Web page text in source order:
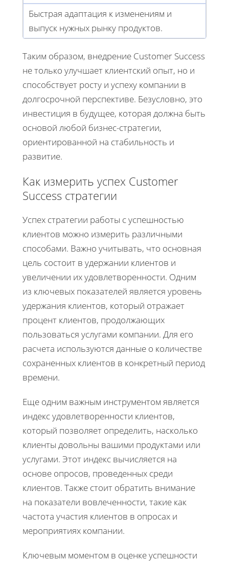
Быстрая адаптация к изменениям и
выпуск нужных рынку продуктов.
Таким образом, внедрение Customer Success
не только улучшает клиентский опыт, но и
способствует росту и успеху компании в
долгосрочной перспективе. Безусловно, это
инвестиция в будущее, которая должна быть
основой любой бизнес-стратегии,
ориентированной на стабильность и
развитие.
Как измерить успех Customer
Success стратегии
Успех стратегии работы с успешностью
клиентов можно измерить различными
способами. Важно учитывать, что основная
цель состоит в удержании клиентов и
увеличении их удовлетворенности. Одним
из ключевых показателей является уровень
удержания клиентов, который отражает
процент клиентов, продолжающих
пользоваться услугами компании. Для его
расчета используются данные о количестве
сохраненных клиентов в конкретный период
времени.
Еще одним важным инструментом является
индекс удовлетворенности клиентов,
который позволяет определить, насколько
клиенты довольны вашими продуктами или
услугами. Этот индекс вычисляется на
основе опросов, проведенных среди
клиентов. Также стоит обратить внимание
на показатели вовлеченности, такие как
частота участия клиентов в опросах и
мероприятиях компании.
Ключевым моментом в оценке успешности